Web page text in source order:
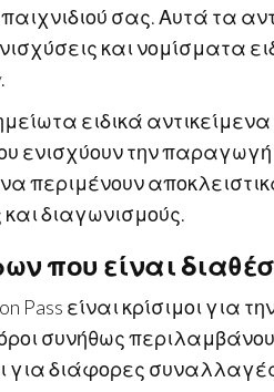
σας. Αυτά τα
και νομίσματα
ειδικά
ενισχύουν την
περιμένουν
διαγωνισμούς.
που είναι
Pass είναι κρίσιμοι
συνήθως
για διάφορες συναλλαγές